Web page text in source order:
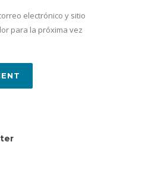
electrónico y sitio
para la próxima vez